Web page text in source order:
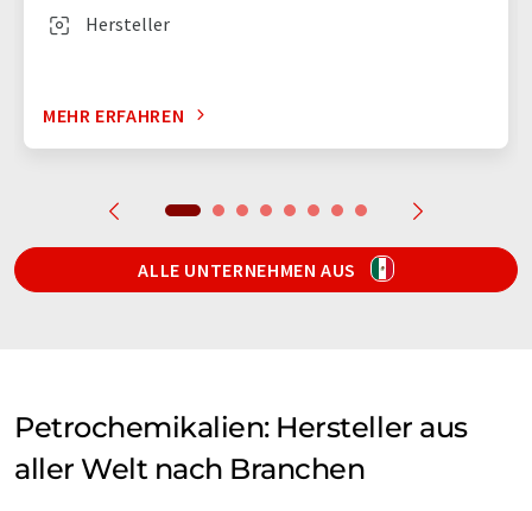
Hersteller
MEHR ERFAHREN
ALLE UNTERNEHMEN AUS
Petrochemikalien: Hersteller aus
aller Welt nach Branchen